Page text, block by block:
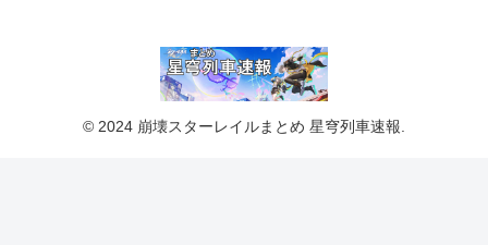
© 2024 崩壊スターレイルまとめ 星穹列車速報.